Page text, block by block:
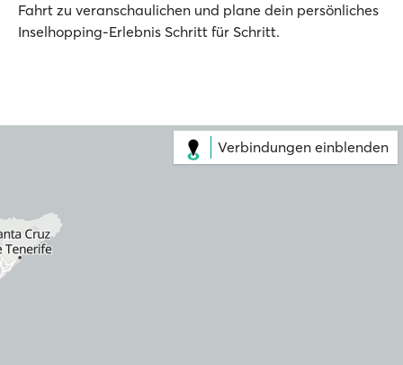
Fahrt zu veranschaulichen und plane dein persönliches
Inselhopping-Erlebnis Schritt für Schritt.
Verbindungen einblenden